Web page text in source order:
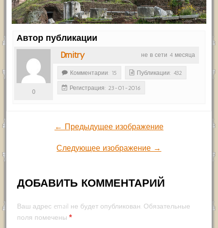
Автор публикации
не в сети 4 месяца
Dmitry
0
Комментарии: 15 Публикации: 432
Регистрация: 23-01-2016
← Предыдущее изображение
Следующее изображение →
ДОБАВИТЬ КОММЕНТАРИЙ
Ваш адрес email не будет опубликован. Обязательные
поля помечены *